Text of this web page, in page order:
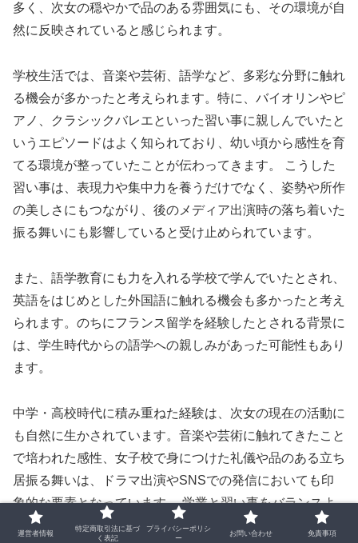
多く、次女の穏やかで品のある雰囲気にも、その環境が自
然に反映されていると感じられます。
学校生活では、音楽や芸術、語学など、多彩な分野に触れ
る機会が多かったと考えられます。特に、バイオリンやピ
アノ、クラシックバレエといった習い事に親しんでいたと
いうエピソードはよく知られており、幼い頃から感性を育
てる環境が整っていたことが伝わってきます。 こうした
習い事は、表現力や集中力を養うだけでなく、姿勢や所作
の美しさにもつながり、後のメディア出演時の落ち着いた
振る舞いにも影響していると受け止められています。
また、語学教育にも力を入れる学校で学んでいたとされ、
英語をはじめとした外国語に触れる機会も多かったと考え
られます。のちにフランス留学を経験したとされる背景に
は、学生時代からの語学への親しみがあった可能性もあり
ます。
中学・高校時代に積み重ねた経験は、次女の現在の活動に
も自然に生かされています。音楽や芸術に触れてきたこと
で培われた感性、女子校で身につけた礼儀や品のある立ち
居振る舞いは、ドラマ出演やSNSでの発信においても印
象的な要素となっています。 学業と習い事をバランスよ
く続けてきた背景が、次女の落ち着いた雰囲気や柔らかな
運営者情報
特定商取引法に基づ
く表記
プライバシーポリシ
ー
お問い合わせ 免責事項